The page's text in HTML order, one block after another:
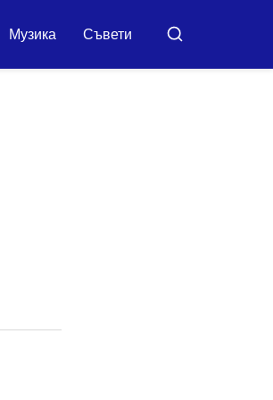
Музика Съвети Търсене